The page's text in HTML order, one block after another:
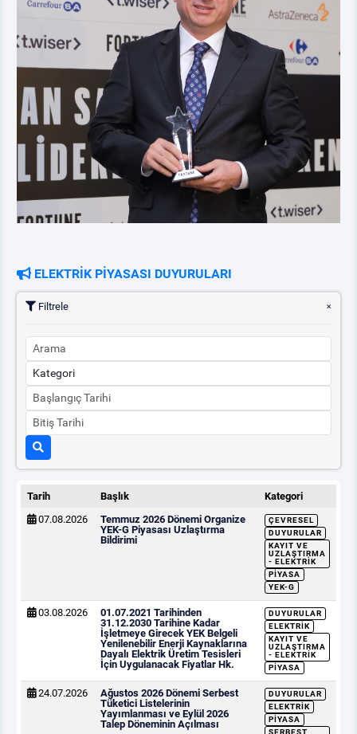
ELEKTRİK PİYASASI DUYURULARI
Filtrele
Tarih Başlık
Kategori
07.08.2026
Temmuz 2026 Dönemi Organize
YEK-G Piyasası Uzlaştırma
Bildirimi
ÇEVRESEL
DUYURULAR
KAYIT VE
UZLAŞTIRMA
- ELEKTRIK
PIYASA
YEK-G
03.08.2026
01.07.2021 Tarihinden
31.12.2030 Tarihine Kadar
İşletmeye Girecek YEK Belgeli
Yenilenebilir Enerji Kaynaklarına
Dayalı Elektrik Üretim Tesisleri
İçin Uygulanacak Fiyatlar Hk.
DUYURULAR
ELEKTRIK
KAYIT VE
UZLAŞTIRMA
- ELEKTRIK
PIYASA
24.07.2026
Ağustos 2026 Dönemi Serbest
Tüketici Listelerinin
Yayımlanması ve Eylül 2026
Talep Döneminin Açılması
DUYURULAR
ELEKTRIK
PIYASA
SERBEST